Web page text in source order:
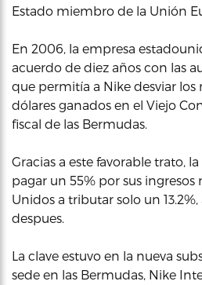
Estado miembro de la Unión
En 2006, la empresa
acuerdo de diez años con las
que permitía a Nike desviar
dólares ganados en el Viejo
fiscal de las Bermudas.
Gracias a este favorable trato,
pagar un 55% por sus ingresos
Unidos a tributar solo un
despues.
La clave estuvo en la nueva
sede en las Bermudas, Nike